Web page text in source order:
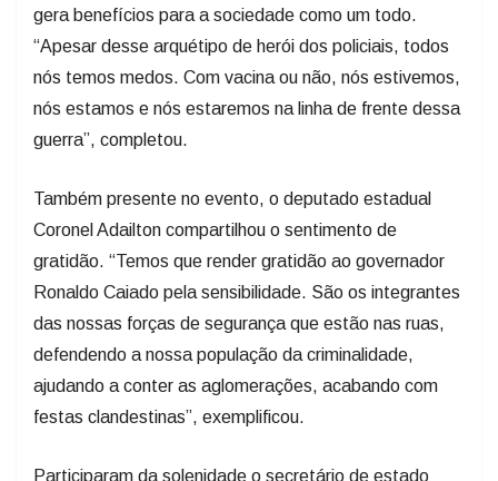
gera benefícios para a sociedade como um todo.
“Apesar desse arquétipo de herói dos policiais, todos
nós temos medos. Com vacina ou não, nós estivemos,
nós estamos e nós estaremos na linha de frente dessa
guerra”, completou.
Também presente no evento, o deputado estadual
Coronel Adailton compartilhou o sentimento de
gratidão. “Temos que render gratidão ao governador
Ronaldo Caiado pela sensibilidade. São os integrantes
das nossas forças de segurança que estão nas ruas,
defendendo a nossa população da criminalidade,
ajudando a conter as aglomerações, acabando com
festas clandestinas”, exemplificou.
Participaram da solenidade o secretário de estado